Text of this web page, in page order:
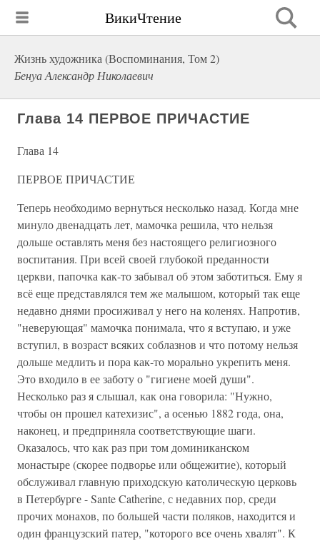
ВикиЧтение
Жизнь художника (Воспоминания, Том 2)
Бенуа Александр Николаевич
Глава 14 ПЕРВОЕ ПРИЧАСТИЕ
Глава 14
ПЕРВОЕ ПРИЧАСТИЕ
Теперь необходимо вернуться несколько назад. Когда мне
минуло двенадцать лет, мамочка решила, что нельзя
дольше оставлять меня без настоящего религиозного
воспитания. При всей своей глубокой преданности
церкви, папочка как-то забывал об этом заботиться. Ему я
всё еще представлялся тем же малышом, который так еще
недавно днями просиживал у него на коленях. Напротив,
"неверующая" мамочка понимала, что я вступаю, и уже
вступил, в возраст всяких соблазнов и что потому нельзя
дольше медлить и пора как-то морально укрепить меня.
Это входило в ее заботу о "гигиене моей души".
Несколько раз я слышал, как она говорила: "Нужно,
чтобы он прошел катехизис", а осенью 1882 года, она,
наконец, и предприняла соответствующие шаги.
Оказалось, что как раз при том доминиканском
монастыре (скорее подворье или общежитие), который
обслуживал главную приходскую католическую церковь
в Петербурге - Sante Catherine, с недавних пор, среди
прочих монахов, по большей части поляков, находится и
один французский патер, "которого все очень хвалят". К